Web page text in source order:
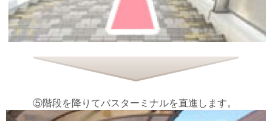
⑤階段を降りてバスターミナルを直進します。